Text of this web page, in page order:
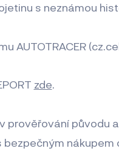
s neznámou
AUTOTRACER
zde.
prověřování původu
nákupem